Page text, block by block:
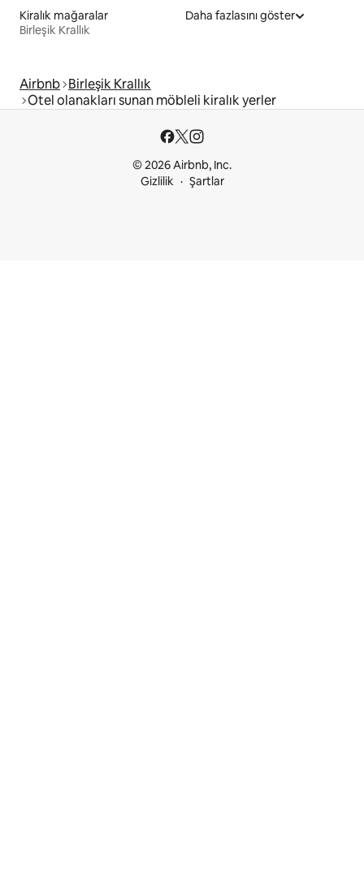
Kiralık mağaralar
Birleşik Krallık
Daha fazlasını göster
Airbnb Birleşik Krallık
Otel olanakları sunan möbleli kiralık yerler
© 2026 Airbnb, Inc.
Gizlilik
Şartlar